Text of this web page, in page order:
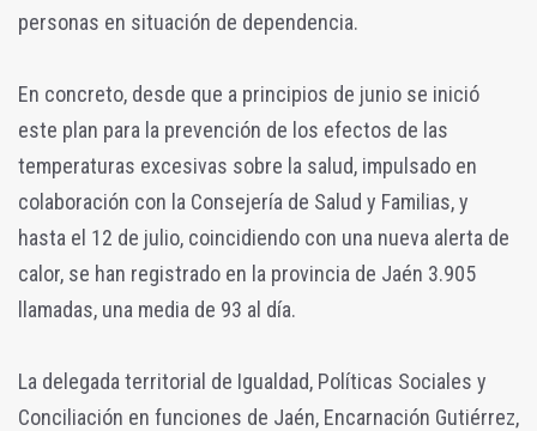
personas en situación de dependencia.
En concreto, desde que a principios de junio se inició
este plan para la prevención de los efectos de las
temperaturas excesivas sobre la salud, impulsado en
colaboración con la Consejería de Salud y Familias, y
hasta el 12 de julio, coincidiendo con una nueva alerta de
calor, se han registrado en la provincia de Jaén 3.905
llamadas, una media de 93 al día.
La delegada territorial de Igualdad, Políticas Sociales y
Conciliación en funciones de Jaén, Encarnación Gutiérrez,